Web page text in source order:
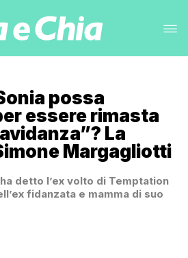
possa
essere rimasta
La
Margagliotti
detto l’ex volto di Temptation
fidanzata e mamma di suo